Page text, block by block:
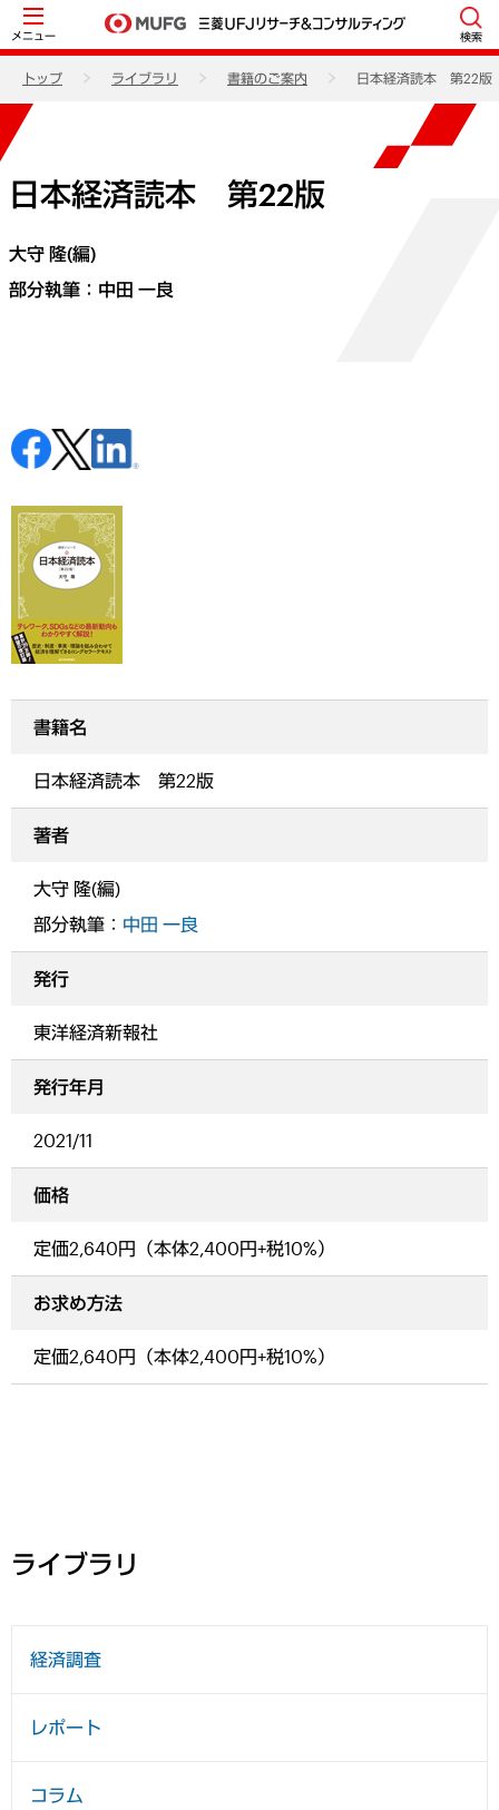
メニュー 検索
トップ ライブラリ 書籍のご案内 日本経済読本 第22版
日本経済読本 第22版
大守 隆(編)
部分執筆： 中田 一良
書籍名
日本経済読本 第22版
著者
大守 隆(編)
部分執筆： 中田 一良
発行
東洋経済新報社
発行年月
2021/11
価格
定価2,640円（本体2,400円+税10%）
お求め方法
定価2,640円（本体2,400円+税10%）
ライブラリ
経済調査
レポート
コラム